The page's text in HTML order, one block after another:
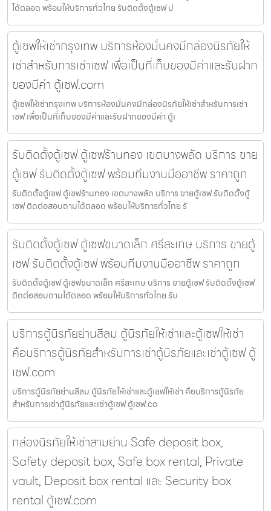
ได้ตลอด พร้อมให้บริการทั่วไทย รับติดตั้งตู้เซฟ ป
ตู้เซฟให้เช่ากรุงเทพ บริการห้องมั่นคงมีกล่องนิรภัยให้
เช่าสำหรับการเช่าเซฟ เพื่อเป็นที่เก็บของมีค่าและรับฝาก
ของมีค่า ตู้เซฟ.com
ตู้เซฟให้เช่ากรุงเทพ บริการห้องมั่นคงมีกล่องนิรภัยให้เช่าสำหรับการเช่า
เซฟ เพื่อเป็นที่เก็บของมีค่าและรับฝากของมีค่า ตู้เ
รับติดตั้งตู้เซฟ ตู้เซฟร้านทอง เขตบางพลัด บริการ ขาย
ตู้เซฟ รับติดตั้งตู้เซฟ พร้อมทีมงานมืออาชีพ ราคาถูก
รับติดตั้งตู้เซฟ ตู้เซฟร้านทอง เขตบางพลัด บริการ ขายตู้เซฟ รับติดตั้งตู้
เซฟ ติดต่อสอบถามได้ตลอด พร้อมให้บริการทั่วไทย รั
รับติดตั้งตู้เซฟ ตู้เซฟขนาดเล็ก ศรีสะเกษ บริการ ขายตู้
เซฟ รับติดตั้งตู้เซฟ พร้อมทีมงานมืออาชีพ ราคาถูก
รับติดตั้งตู้เซฟ ตู้เซฟขนาดเล็ก ศรีสะเกษ บริการ ขายตู้เซฟ รับติดตั้งตู้เซฟ
ติดต่อสอบถามได้ตลอด พร้อมให้บริการทั่วไทย รับ
บริการตู้นิรภัยย่านสีลม ตู้นิรภัยให้เช่าและตู้เซฟให้เช่า
คือบริการตู้นิรภัยสำหรับการเช่าตู้นิรภัยและเช่าตู้เซฟ ตู้
เซฟ.com
บริการตู้นิรภัยย่านสีลม ตู้นิรภัยให้เช่าและตู้เซฟให้เช่า คือบริการตู้นิรภัย
สำหรับการเช่าตู้นิรภัยและเช่าตู้เซฟ ตู้เซฟ.co
กล่องนิรภัยให้เช่าสามย่าน Safe deposit box,
Safety deposit box, Safe box rental, Private
vault, Deposit box rental และ Security box
rental ตู้เซฟ.com